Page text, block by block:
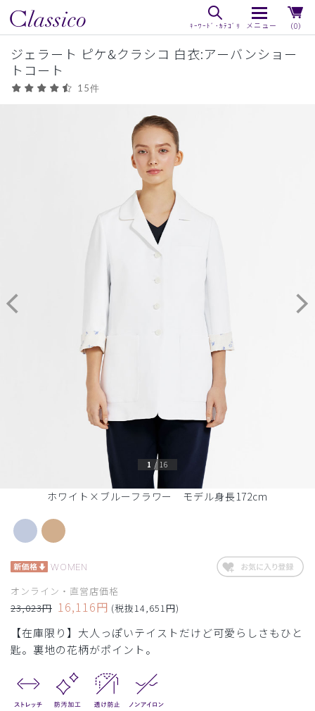
（0）
ジェラート ピケ&クラシコ 白衣:アーバンショー
トコート
15件
ホワイト×ブルーフラワー モデル身長172cm
1 / 16
WOMEN
オンライン・直営店価格
23,023円 16,116円 (税抜14,651円)
【在庫限り】大人っぽいテイストだけど可愛らしさもひと
匙。裏地の花柄がポイント。